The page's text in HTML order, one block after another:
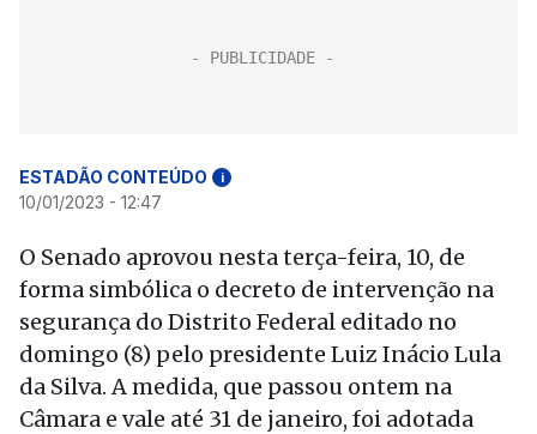
ESTADÃO CONTEÚDO i
10/01/2023 - 12:47
O Senado aprovou nesta terça-feira, 10, de
forma simbólica o decreto de intervenção na
segurança do Distrito Federal editado no
domingo (8) pelo presidente Luiz Inácio Lula
da Silva. A medida, que passou ontem na
Câmara e vale até 31 de janeiro, foi adotada